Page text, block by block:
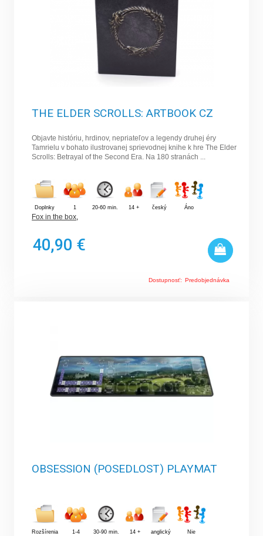
THE ELDER SCROLLS: ARTBOOK CZ
Objavte históriu, hrdinov, nepriateľov a legendy druhej éry
Tamrielu v bohato ilustrovanej sprievodnej knihe k hre The Elder
Scrolls: Betrayal of the Second Era. Na 180 stranách ...
Doplnky 1 20-60 min. 14 + český Áno
Fox in the box
40,90 €
Dostupnosť: Predobjednávka
OBSESSION (POSEDLOST) PLAYMAT
Rozšírenia 1-4 30-90 min. 14 + anglický Nie